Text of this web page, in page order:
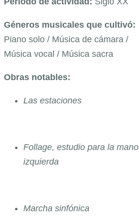
Géneros musicales que cultivó:
Piano solo / Música de cámara /
Música vocal / Música sacra
Obras notables:
Las estaciones
Follage, estudio para la mano
izquierda
Marcha sinfónica